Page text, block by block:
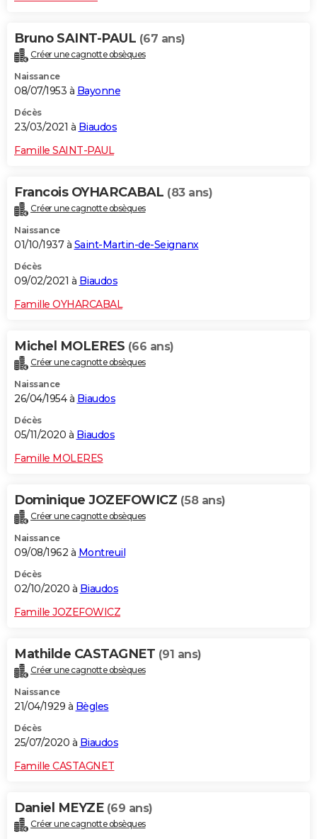
Bruno SAINT-PAUL (67 ans)
Créer une cagnotte obsèques
Naissance
08/07/1953 à Bayonne
Décès
23/03/2021 à Biaudos
Famille SAINT-PAUL
Francois OYHARCABAL (83 ans)
Créer une cagnotte obsèques
Naissance
01/10/1937 à Saint-Martin-de-Seignanx
Décès
09/02/2021 à Biaudos
Famille OYHARCABAL
Michel MOLERES (66 ans)
Créer une cagnotte obsèques
Naissance
26/04/1954 à Biaudos
Décès
05/11/2020 à Biaudos
Famille MOLERES
Dominique JOZEFOWICZ (58 ans)
Créer une cagnotte obsèques
Naissance
09/08/1962 à Montreuil
Décès
02/10/2020 à Biaudos
Famille JOZEFOWICZ
Mathilde CASTAGNET (91 ans)
Créer une cagnotte obsèques
Naissance
21/04/1929 à Bègles
Décès
25/07/2020 à Biaudos
Famille CASTAGNET
Daniel MEYZE (69 ans)
Créer une cagnotte obsèques